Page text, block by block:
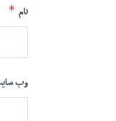
نام *
وب‌